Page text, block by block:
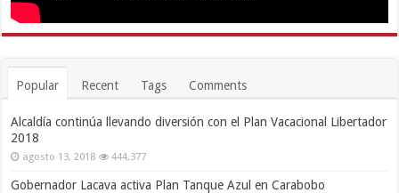
Popular Recent Tags Comments
Alcaldía continúa llevando diversión con el Plan Vacacional Libertador
2018
agosto 13, 2018 444,377
Gobernador Lacava activa Plan Tanque Azul en Carabobo